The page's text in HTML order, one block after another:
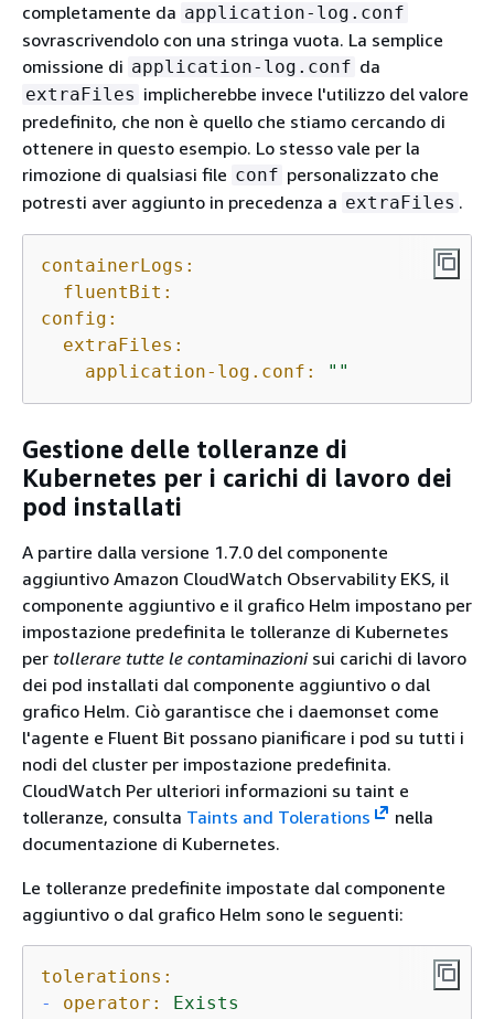
completamente da application-log.conf
sovrascrivendolo con una stringa vuota. La semplice
omissione di application-log.conf da
extraFiles implicherebbe invece l'utilizzo del valore
predefinito, che non è quello che stiamo cercando di
ottenere in questo esempio. Lo stesso vale per la
rimozione di qualsiasi file conf personalizzato che
potresti aver aggiunto in precedenza a extraFiles .
containerLogs:
fluentBit:
config:
extraFiles:
application-log.conf:
""
Gestione delle tolleranze di
Kubernetes per i carichi di lavoro dei
pod installati
A partire dalla versione 1.7.0 del componente
aggiuntivo Amazon CloudWatch Observability EKS, il
componente aggiuntivo e il grafico Helm impostano per
impostazione predefinita le tolleranze di Kubernetes
per tollerare tutte le contaminazionisui carichi di lavoro
dei pod installati dal componente aggiuntivo o dal
grafico Helm. Ciò garantisce che i daemonset come
l'agente e Fluent Bit possano pianificare i pod su tutti i
nodi del cluster per impostazione predefinita.
CloudWatch Per ulteriori informazioni su taint e
tolleranze, consulta Taints and Tolerations
nella
documentazione di Kubernetes.
Le tolleranze predefinite impostate dal componente
aggiuntivo o dal grafico Helm sono le seguenti:
tolerations:
-
operator: Exists